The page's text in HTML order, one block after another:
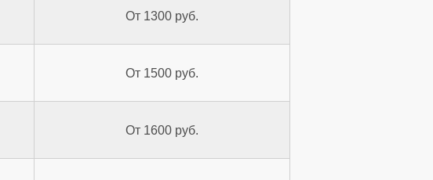
От 1300 руб.
От 1500 руб.
От 1600 руб.